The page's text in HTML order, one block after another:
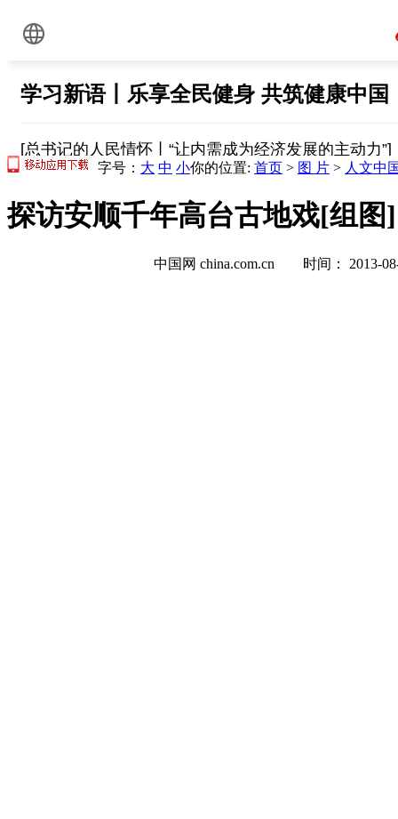
字号： 大 中 小你的位置: 首页 > 图 片 > 人文中
探访安顺千年高台古地戏[组图]
中国网 china.com.cn 时间：